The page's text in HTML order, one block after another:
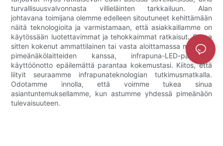
turvallisuusvalvonnasta villieläinten tarkkailuun. Alan
johtavana toimijana olemme edelleen sitoutuneet kehittämään
näitä teknologioita ja varmistamaan, että asiakkaillamme on
käytössään luotettavimmat ja tehokkaimmat ratkaisut. Olitpa
sitten kokenut ammattilainen tai vasta aloittamassa matkaasi
pimeänäkölaitteiden kanssa, infrapuna-LED-paneelien
käyttöönotto epäilemättä parantaa kokemustasi. Kiitos, että
liityit seuraamme infrapunateknologian tutkimusmatkalla.
Odotamme innolla, että voimme tukea sinua
asiantuntemuksellamme, kun astumme yhdessä pimeänäön
tulevaisuuteen.